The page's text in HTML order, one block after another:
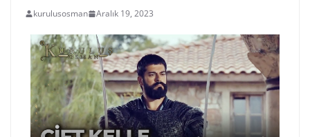
kurulusosman Aralık 19, 2023